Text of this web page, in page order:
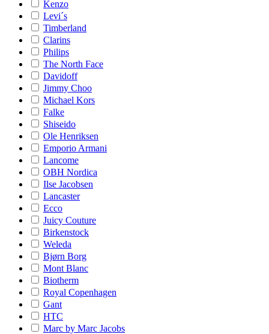
Kenzo
Levi´s
Timberland
Clarins
Philips
The North Face
Davidoff
Jimmy Choo
Michael Kors
Falke
Shiseido
Ole Henriksen
Emporio Armani
Lancome
OBH Nordica
Ilse Jacobsen
Lancaster
Ecco
Juicy Couture
Birkenstock
Weleda
Bjørn Borg
Mont Blanc
Biotherm
Royal Copenhagen
Gant
HTC
Marc by Marc Jacobs